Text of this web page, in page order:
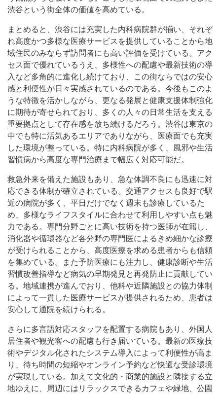
渋谷という街全体の価値を高めている。
まとめると、渋谷には充実した内科病院群が揃い、それぞ
れ高度かつ多様な医療サービスを提供していることから地
域住民のみならず訪問者にも高い評価を受けている。アク
セス面で優れているうえ、多様性への配慮や最新技術の導
入など多角的に進化し続けており、この街ならではの安心
感と利便性が日々実感されているのである。今後もこのよ
うな特徴を活かしながら、更なる発展と健康支援体制強化
に期待が寄せられており、多くの人々の日常生活を支える
重要拠点として存在感を放ち続けるだろう。渋谷は東京の
中でも特に活気あるエリアでありながら、医療面でも充実
した環境が整っている。特に内科病院が多く、風邪や生活
習慣病から高度な専門治療まで幅広く対応可能だ。
救急外来を備えた施設もあり、急な体調不良にも迅速に対
応できる体制が確立されている。交通アクセスも良好で駅
近の病院が多く、平日だけでなく週末も診療しているた
め、多様なライフスタイルに合わせて利用しやすい点も魅
力である。専門分野ごとに高い技術を持つ医師が在籍し、
消化器や循環器など各分野の専門医によるきめ細かな診療
が受けられることから、高度医療を求める患者からも信頼
を集めている。また予防医療にも注力し、健康診断や生活
習慣改善指導など病気の早期発見と再発防止に貢献してい
る。地域連携が進んでおり、他科や近隣施設との協力体制
によって一貫した医療サービスが提供されるため、患者は
安心して通院を続けられる。
さらに多言語対応スタッフを配置する病院もあり、外国人
居住者や観光客への配慮も行き届いている。最新の医療技
術やデジタル化されたシステム導入によって利便性が高ま
り、待ち時間の短縮やオンライン予約など快適な受診環境
が実現している。加えて文化的・商業的施設と隣接する立
地ゆえに、周辺にはリラックスできるカフェや緑地、公園